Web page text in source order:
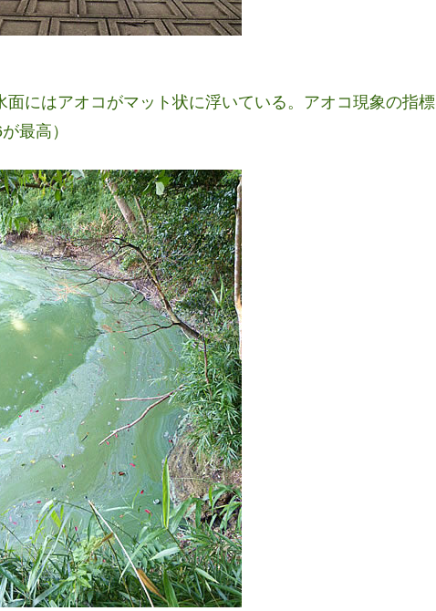
にはアオコがマット状に浮いている。アオコ現象の指標
最高）